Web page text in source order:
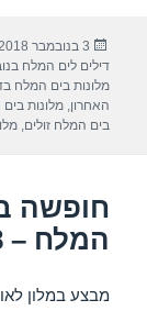
e
b
o
k
פורסם
בתאריך
3 בנובמבר 2018
דילים לים המלח
מלונות בים המלח
האחרון ,מלונות
בים המלח זולים ,
חופשה
המלח – 23/10/2018
מבצע במלון